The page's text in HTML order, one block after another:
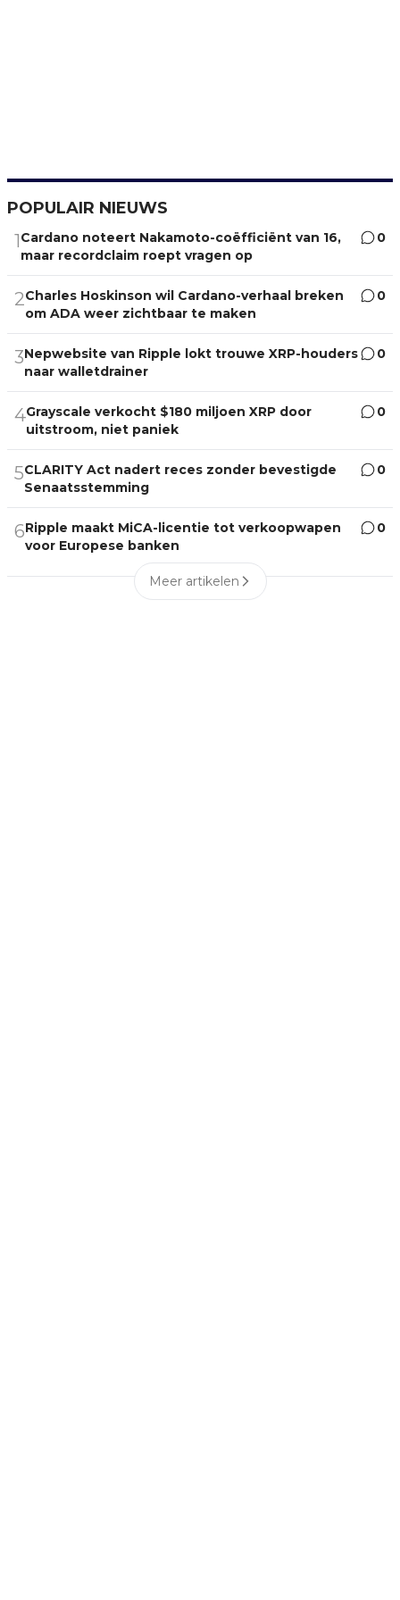
POPULAIR NIEUWS
1Cardano noteert Nakamoto-coëfficiënt van 16,
maar recordclaim roept vragen op
0
2Charles Hoskinson wil Cardano-verhaal breken
om ADA weer zichtbaar te maken
0
3Nepwebsite van Ripple lokt trouwe XRP-houders
naar walletdrainer
0
4Grayscale verkocht $180 miljoen XRP door
uitstroom, niet paniek
0
5CLARITY Act nadert reces zonder bevestigde
Senaatsstemming
0
6Ripple maakt MiCA-licentie tot verkoopwapen
voor Europese banken
0
Meer artikelen